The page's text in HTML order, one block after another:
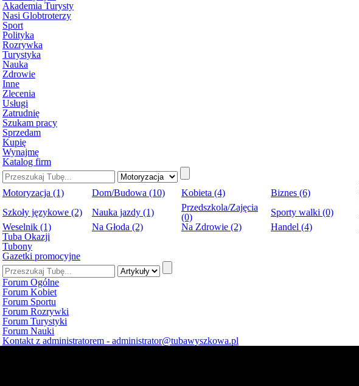
Akademia Turysty
Nasi Globtroterzy
Sport
Polityka
Rozrywka
Turystyka
Nauka
Zdrowie
Inne
Zlecenia
Usługi
Zatrudnię
Szukam pracy
Sprzedam
Kupię
Wynajmę
Katalog firm
Motoryzacja (1) Dom/Budowa (10) Kobieta (4) Biznes (6)
Szkoły językowe (2)
Nauka jazdy (1)
Przedszkola/Zajęcia
(0)
Sporty walki (0)
Weselnik (1)
Na Głoda (2) Na Zdrowie (2) Handel (4)
Tuba Okazji
Tubony
Gazetki promocyjne
Forum Ogólne
Forum Kobiet
Forum Sportu
Forum Rozrywki
Forum Turystyki
Forum Nauki
Kontakt z administratorem - administrator@tubawyszkowa.pl